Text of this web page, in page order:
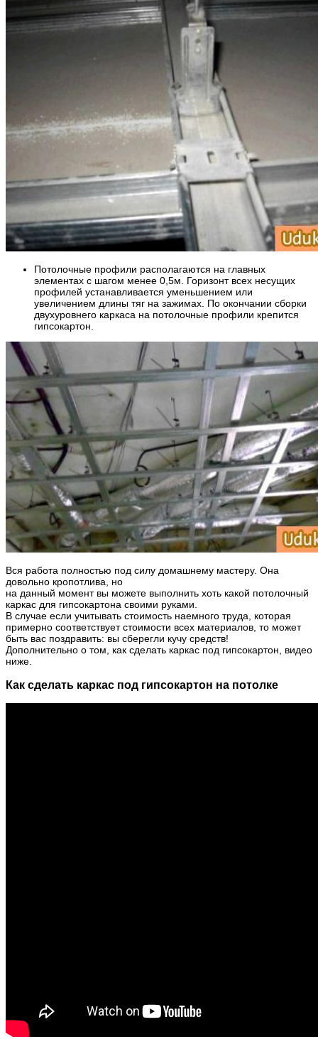
Потолочные профили располагаются на главных
элементах с шагом менее 0,5м. Горизонт всех несущих
профилей устанавливается уменьшением или
увеличением длины тяг на зажимах. По окончании сборки
двухуровнего каркаса на потолочные профили крепится
гипсокартон.
Вся работа полностью под силу домашнему мастеру. Она
довольно кропотлива, но
на данный момент вы можете выполнить хоть какой потолочный
каркас для гипсокартона своими руками.
В случае если учитывать стоимость наемного труда, которая
примерно соответствует стоимости всех материалов, то может
быть вас поздравить: вы сберегли кучу средств!
Дополнительно о том, как сделать каркас под гипсокартон, видео
ниже.
Как сделать каркас под гипсокартон на потолке